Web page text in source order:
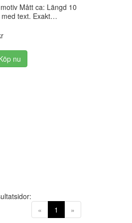
Mått ca: Längd 10
med text. Exakt…
nu
«
1 (current)
»